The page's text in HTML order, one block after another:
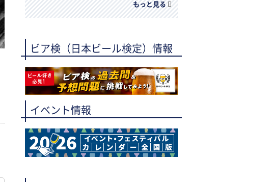
もっと見る
ビア検（日本ビール検定）情報
イベント情報